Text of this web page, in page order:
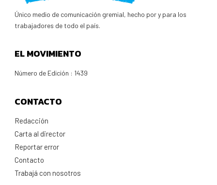
Único medio de comunicación gremial, hecho por y para los
trabajadores de todo el país.
EL MOVIMIENTO
Número de Edición : 1439
CONTACTO
Redacción
Carta al director
Reportar error
Contacto
Trabajá con nosotros